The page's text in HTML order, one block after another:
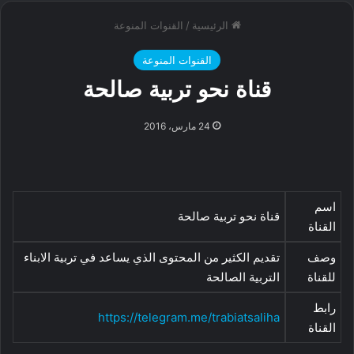
الرئيسية / القنوات المنوعة
القنوات المنوعة
قناة نحو تربية صالحة
24 مارس، 2016
اسم
القناة
قناة نحو تربية صالحة
وصف
للقناة
تقديم الكثير من المحتوى الذي يساعد في تربية الابناء
التربية الصالحة
رابط
القناة
https://telegram.me/trabiatsaliha